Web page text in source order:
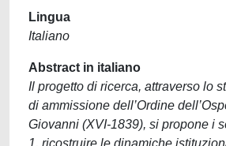
Lingua
Italiano
Abstract in italiano
Il progetto di ricerca, attraverso lo
di ammissione dell’Ordine
Giovanni (XVI-1839), si propone i
1. ricostruire le dinamiche